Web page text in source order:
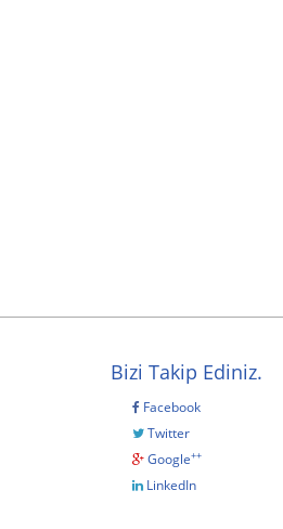
Bizi Takip Ediniz.
Facebook
Twitter
Google++
LinkedIn